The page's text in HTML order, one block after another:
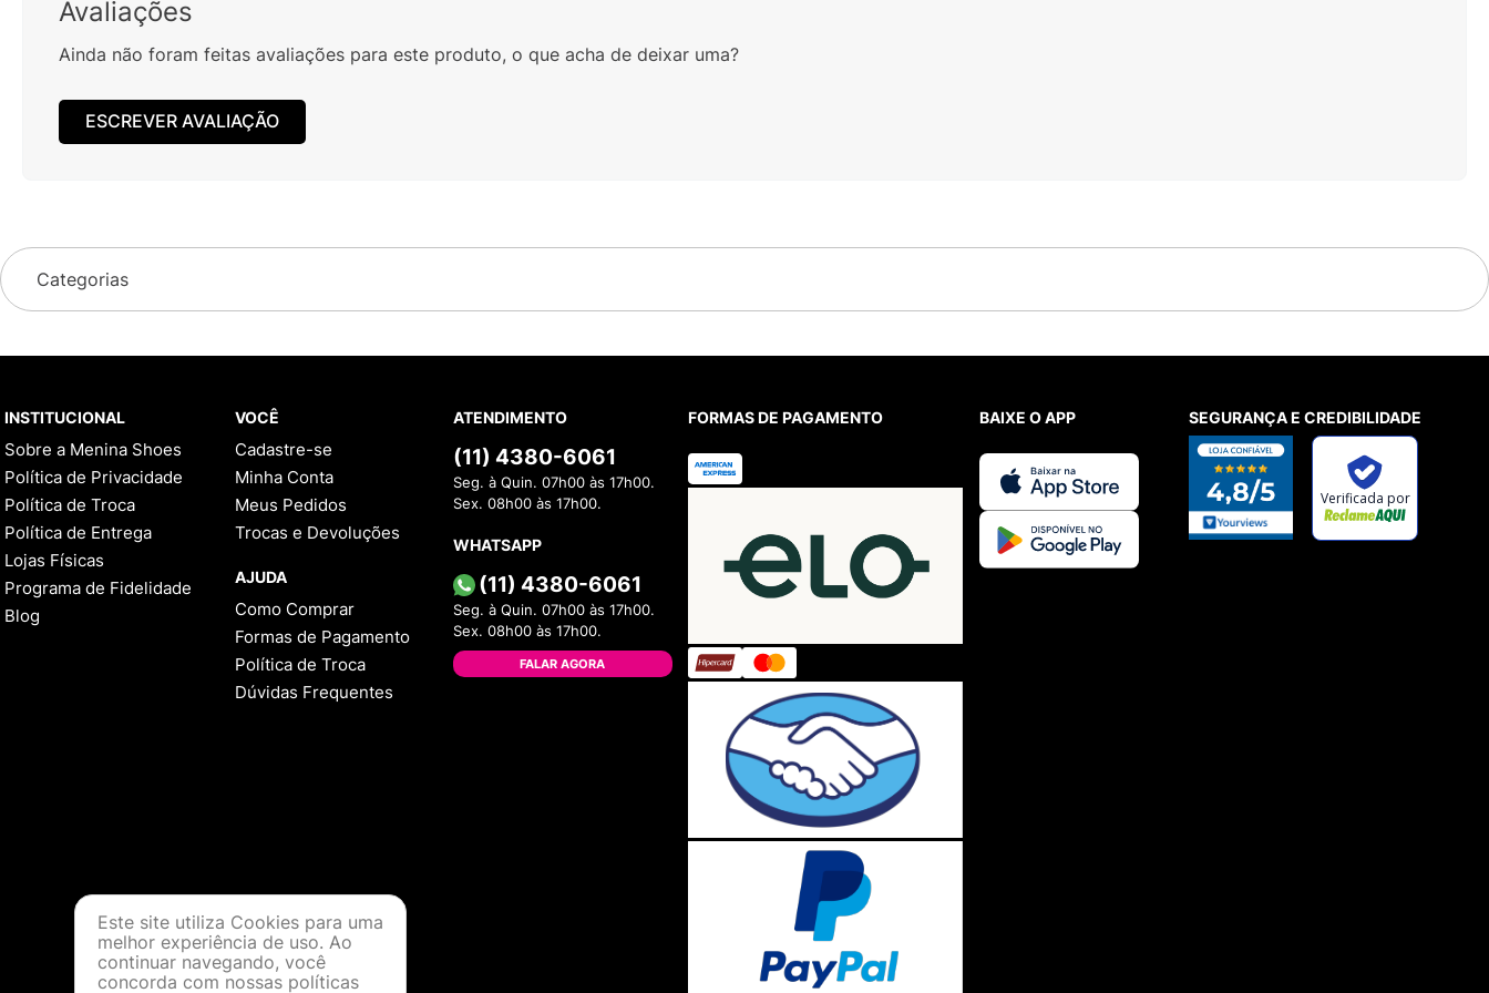
Avaliações
Ainda não foram feitas avaliações para este produto, o que acha de deixar uma?
ESCREVER AVALIAÇÃO
Categorias
INSTITUCIONAL
Sobre a Menina Shoes
Política de Privacidade
Política de Troca
Política de Entrega
Lojas Físicas
Programa de Fidelidade
Blog
VOCÊ
Cadastre-se
Minha Conta
Meus Pedidos
Trocas e Devoluções
AJUDA
Como Comprar
Formas de Pagamento
Política de Troca
Dúvidas Frequentes
ATENDIMENTO
(11) 4380-6061
Seg. à Quin. 07h00 às 17h00.
Sex. 08h00 às 17h00.
WHATSAPP
(11) 4380-6061
Seg. à Quin. 07h00 às 17h00.
Sex. 08h00 às 17h00.
FALAR AGORA
FORMAS DE PAGAMENTO BAIXE O APP SEGURANÇA E CREDIBILIDADE
Este site utiliza Cookies para uma
melhor experiência de uso. Ao
continuar navegando, você
concorda com nossas políticas